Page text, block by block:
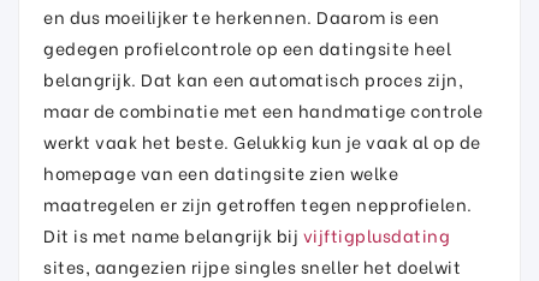
en dus moeilijker te herkennen. Daarom is een
gedegen profielcontrole op een datingsite heel
belangrijk. Dat kan een automatisch proces zijn,
maar de combinatie met een handmatige controle
werkt vaak het beste. Gelukkig kun je vaak al op de
homepage van een datingsite zien welke
maatregelen er zijn getroffen tegen nepprofielen.
Dit is met name belangrijk bij vijftigplusdating
sites, aangezien rijpe singles sneller het doelwit